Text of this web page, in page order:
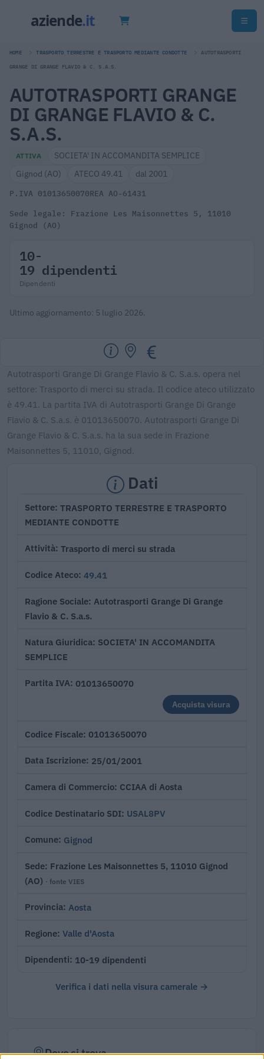
HOME TRASPORTO TERRESTRE E TRASPORTO MEDIANTE CONDOTTE AUTOTRASPORTI
GRANGE DI GRANGE FLAVIO & C. S.A.S.
AUTOTRASPORTI GRANGE
DI GRANGE FLAVIO & C.
S.A.S.
ATTIVA
SOCIETA' IN ACCOMANDITA SEMPLICE
Gignod (AO)
ATECO 49.41 dal 2001
P.IVA 01013650070REA AO-61431
Sede legale: Frazione Les Maisonnettes 5, 11010
Gignod (AO)
10-
19 dipendenti
Dipendenti
Ultimo aggiornamento: 5 luglio 2026.
Autotrasporti Grange Di Grange Flavio & C. S.a.s. opera nel
settore: Trasporto di merci su strada. Il codice ateco utilizzato
è 49.41. La partita IVA di Autotrasporti Grange Di Grange
Flavio & C. S.a.s. è 01013650070. Autotrasporti Grange Di
Grange Flavio & C. S.a.s. ha la sua sede in Frazione
Maisonnettes 5, 11010, Gignod.
Dati
Settore TRASPORTO TERRESTRE E TRASPORTO
MEDIANTE CONDOTTE
Attività Trasporto di merci su strada
Codice Ateco 49.41
Ragione Sociale Autotrasporti Grange Di Grange
Flavio & C. S.a.s.
Natura Giuridica SOCIETA' IN ACCOMANDITA
SEMPLICE
Partita IVA 01013650070
Acquista visura
Codice Fiscale 01013650070
Data Iscrizione 25/01/2001
Camera di Commercio CCIAA di Aosta
Codice Destinatario SDI USAL8PV
Comune Gignod
Sede Frazione Les Maisonnettes 5, 11010 Gignod
(AO) · fonte VIES
Provincia Aosta
Regione Valle d'Aosta
Dipendenti 10-19 dipendenti
Verifica i dati nella visura camerale →
Dove si trova